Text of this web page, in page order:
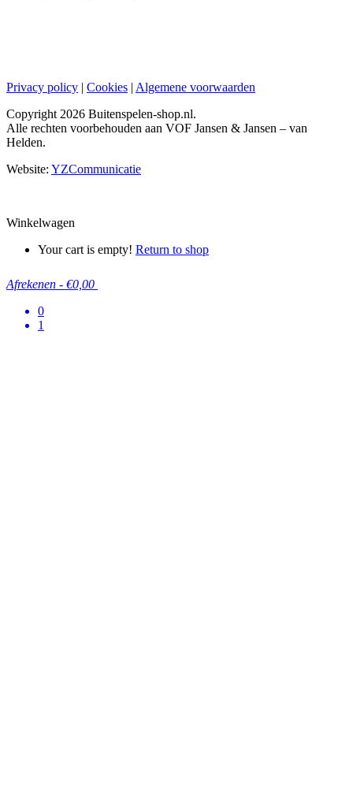
Privacy policy | Cookies | Algemene voorwaarden
Copyright 2026 Buitenspelen-shop.nl.
Alle rechten voorbehouden aan VOF Jansen & Jansen – van
Helden.
Website: YZCommunicatie
Winkelwagen
Your cart is empty! Return to shop
Afrekenen - €0,00
0
1